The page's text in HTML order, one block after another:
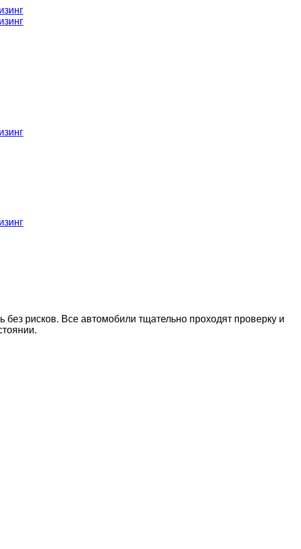
рисков. Все автомобили тщательно проходят проверку и